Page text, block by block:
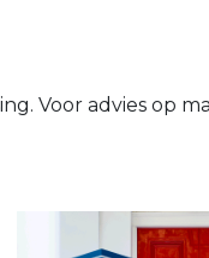
Voor advies op